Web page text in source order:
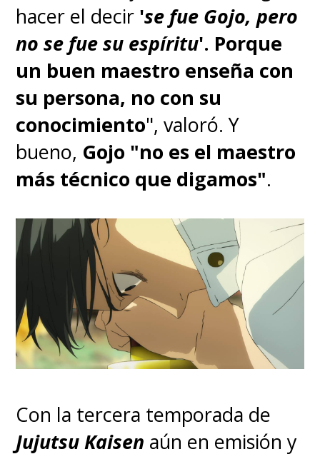
hacer el decir 'se fue Gojo, pero
no se fue su espíritu'. Porque
un buen maestro enseña con
su persona, no con su
conocimiento", valoró. Y
bueno, Gojo "no es el maestro
más técnico que digamos".
Con la tercera temporada de
Jujutsu Kaisen aún en emisión y